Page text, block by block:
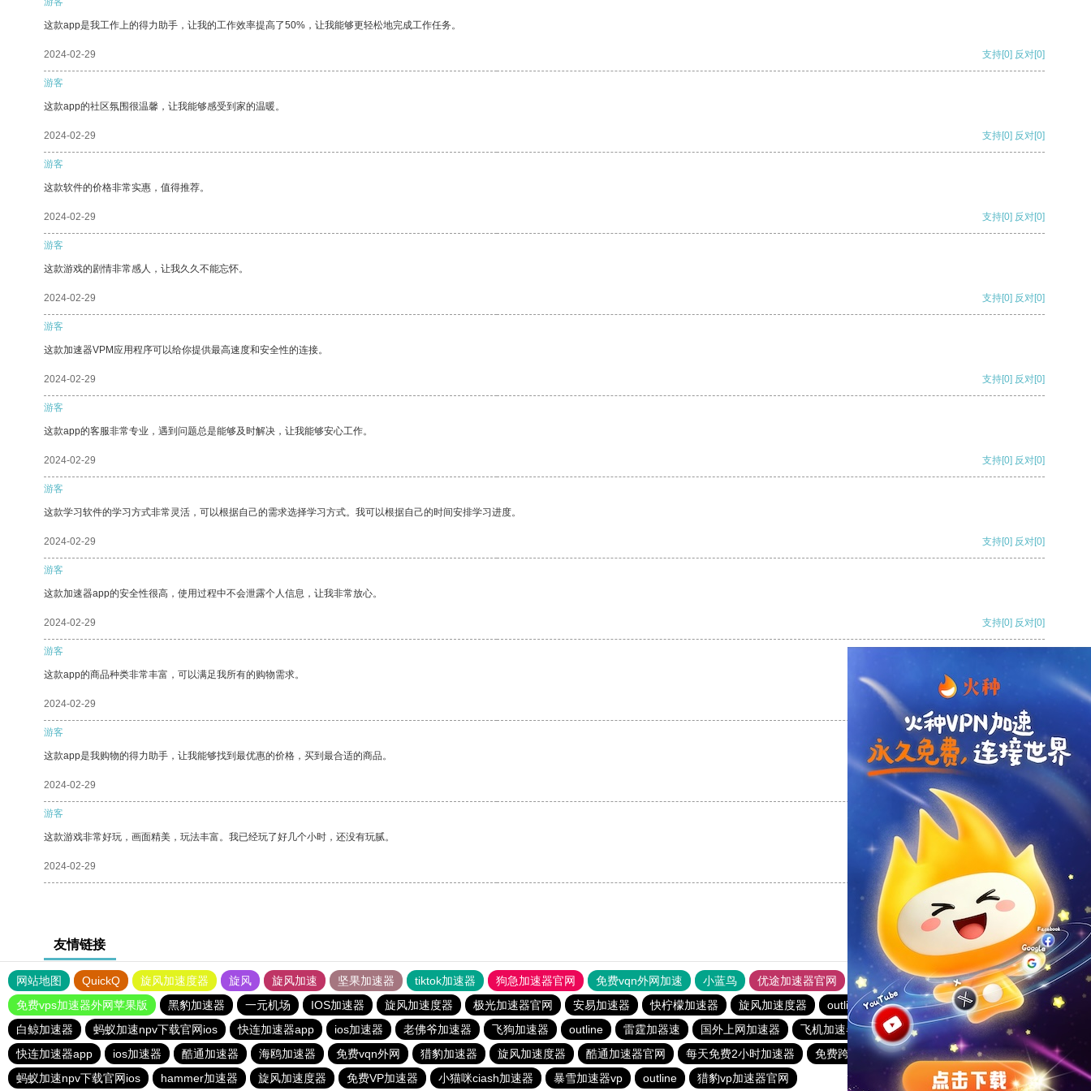
这款app是我工作上的得力助手，让我的工作效率提高了50%，让我能够更轻松地完成工作任务。
2024-02-29 支持[0] 反对[0]
游客
这款app的社区氛围很温馨，让我能够感受到家的温暖。
2024-02-29 支持[0] 反对[0]
游客
这款软件的价格非常实惠，值得推荐。
2024-02-29 支持[0] 反对[0]
游客
这款游戏的剧情非常感人，让我久久不能忘怀。
2024-02-29 支持[0] 反对[0]
游客
这款加速器VPM应用程序可以给你提供最高速度和安全性的连接。
2024-02-29 支持[0] 反对[0]
游客
这款app的客服非常专业，遇到问题总是能够及时解决，让我能够安心工作。
2024-02-29 支持[0] 反对[0]
游客
这款学习软件的学习方式非常灵活，可以根据自己的需求选择学习方式。我可以根据自己的时间安排学习进度。
2024-02-29 支持[0] 反对[0]
游客
这款加速器app的安全性很高，使用过程中不会泄露个人信息，让我非常放心。
2024-02-29 支持[0] 反对[0]
游客
这款app的商品种类非常丰富，可以满足我所有的购物需求。
2024-02-29
游客
这款app是我购物的得力助手，让我能够找到最优惠的价格，买到最合适的商品。
2024-02-29 反对
游客
这款游戏非常好玩，画面精美，玩法丰富。我已经玩了好几个小时，还没有玩腻。
2024-02-29 反对[0]
友情链接
网站地图 QuickQ 旋风加速度器 旋风 旋风加速 坚果加速器 tiktok加速器 狗急加速器官网 免费vqn外网加速 小蓝鸟 优途加速器官网 风驰加速器 旋风加速器
八戒看书
免费vps加速器外网苹果版
黑豹加速器 一元机场 IOS加速器 旋风加速度器 极光加速器官网 安易加速器 快柠檬加速器 旋风加速度器 outline 极光aurora加速器
ios加速器
白鲸加速器
蚂蚁加速npv下载官网ios 快连加速器app ios加速器 老佛爷加速器 飞狗加速器 outline 雷霆加器速 国外上网加速器 飞机加速器 免费vqn加速
雷霆加器速
快连加速器app
ios加速器 酷通加速器 海鸥加速器 免费vqn外网 猎豹加速器 旋风加速度器 酷通加速器官网 每天免费2小时加速器 免费跨墙软件
outline
蚂蚁加速npv下载官网ios
hammer加速器 旋风加速度器 免费VP加速器 小猫咪ciash加速器 暴雪加速器vp outline 猎豹vp加速器官网